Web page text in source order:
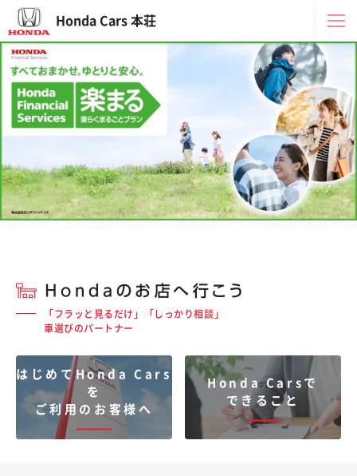
Honda Cars 本荘
「フラッと見るだけ」「しっかり相談」
車選びのパートナー
はじめてHonda Cars
を
ご利用のお客様へ
Honda Carsで
できること